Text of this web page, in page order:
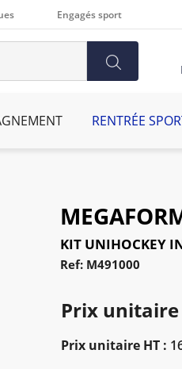
Engagés sport
RENTRÉE
KIT UNIHOCKEY
Ref: M491000
Prix unitaire
Prix unitaire HT :